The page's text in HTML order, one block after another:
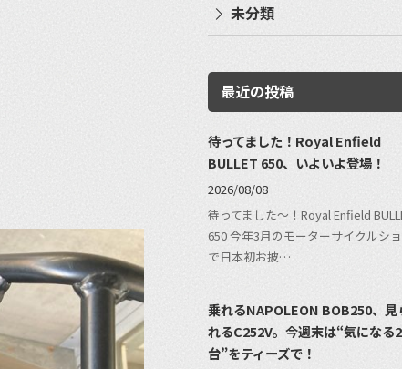
未分類
最近の投稿
待ってました！Royal Enfield
BULLET 650、いよいよ登場！
2026/08/08
待ってました〜！Royal Enfield
650 今年3月のモーターサイクルシ
で日本初お披…
乗れるNAPOLEON BOB250、見
れるC252V。今週末は“気になる2
台”をティーズで！